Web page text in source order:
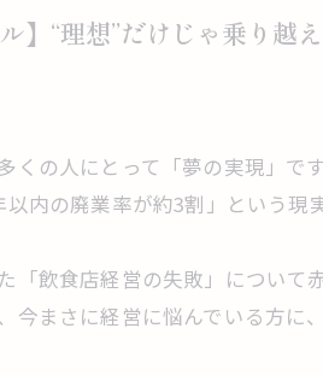
】“理想”だけじゃ乗り越
の人にとって「夢の実現」です
内の廃業率が約3割」という現
「飲食店経営の失敗」について
今まさに経営に悩んでいる方に